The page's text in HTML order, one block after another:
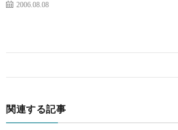
2006.08.08
関連する記事